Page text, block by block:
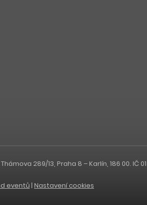
289/13, Praha 8 – Karlín, 186 00. IČ
eventů | Nastavení cookies